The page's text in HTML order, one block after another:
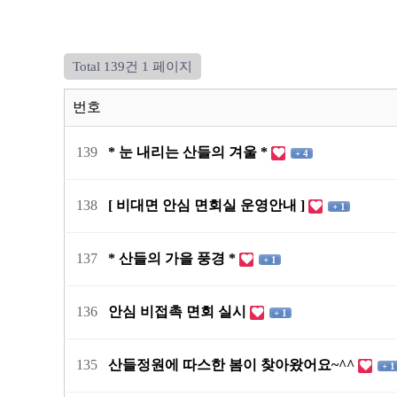
Total 139건 1 페이지
번호
139 * 눈 내리는 산들의 겨울 * + 4
138 [ 비대면 안심 면회실 운영안내 ] + 1
137 * 산들의 가을 풍경 * + 1
136 안심 비접촉 면회 실시 + 1
135 산들정원에 따스한 봄이 찾아왔어요~^^ + 1